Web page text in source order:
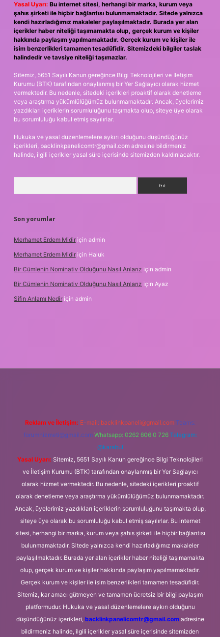
Yasal Uyarı: Bu internet sitesi, herhangi bir marka, kurum veya
şahıs şirketi ile hiçbir bağlantısı bulunmamaktadır. Sitede yalnızca
kendi hazırladığımız makaleler paylaşılmaktadır. Burada yer alan
içerikler haber niteliği taşımamakta olup, gerçek kurum ve kişiler
hakkında paylaşım yapılmamaktadır. Gerçek kurum ve kişiler ile
isim benzerlikleri tamamen tesadüfidir. Sitemizdeki bilgiler taslak
halindedir ve tavsiye niteliği taşımazlar.
Sitemiz, 5651 Sayılı Kanun gereğince Bilgi Teknolojileri ve İletişim
Kurumu (BTK) tarafından onaylanmış bir Yer Sağlayıcı olarak hizmet
vermektedir. Bu nedenle, sitedeki içerikleri proaktif olarak denetleme
veya araştırma yükümlülüğümüz bulunmamaktadır. Ancak, üyelerimiz
yazdıkları içeriklerin sorumluluğunu taşımakta olup, siteye üye olarak
bu sorumluluğu kabul etmiş sayılırlar.
Hukuka ve yasal düzenlemelere aykırı olduğunu düşündüğünüz
içerikleri, backlinkpanelicomtr@gmail.com adresine bildirmeniz
halinde, ilgili içerikler yasal süre içerisinde sitemizden kaldırılacaktır.
Son yorumlar
Merhamet Erdem Midir için admin
Merhamet Erdem Midir için Haluk
Bir Cümlenin Nominativ Olduğunu Nasıl Anlarız için admin
Bir Cümlenin Nominativ Olduğunu Nasıl Anlarız için Ayaz
Sifin Anlamı Nedir için admin
Reklam ve İletişim: E-mail: backlinkpaneli@gmail.com Teams:
forumhizmeti@gmail.com Whatsapp: 0262 606 0 726 Telegram:
@karabul
Yasal Uyarı: Sitemiz, 5651 Sayılı Kanun gereğince Bilgi Teknolojileri
ve İletişim Kurumu (BTK) tarafından onaylanmış bir Yer Sağlayıcı
olarak hizmet vermektedir. Bu nedenle, sitedeki içerikleri proaktif
olarak denetleme veya araştırma yükümlülüğümüz bulunmamaktadır.
Ancak, üyelerimiz yazdıkları içeriklerin sorumluluğunu taşımakta olup,
siteye üye olarak bu sorumluluğu kabul etmiş sayılırlar. Bu internet
sitesi, herhangi bir marka, kurum veya şahıs şirketi ile hiçbir bağlantısı
bulunmamaktadır. Sitede yalnızca kendi hazırladığımız makaleler
paylaşılmaktadır. Burada yer alan içerikler haber niteliği taşımamakta
olup, gerçek kurum ve kişiler hakkında paylaşım yapılmamaktadır.
Gerçek kurum ve kişiler ile isim benzerlikleri tamamen tesadüfidir.
Sitemiz, kar amacı gütmeyen ve tamamen ücretsiz bir bilgi paylaşım
platformudur. Hukuka ve yasal düzenlemelere aykırı olduğunu
düşündüğünüz içerikleri, backlinkpanelicomtr@gmail.comadresine
bildirmeniz halinde, ilgili içerikler yasal süre içerisinde sitemizden